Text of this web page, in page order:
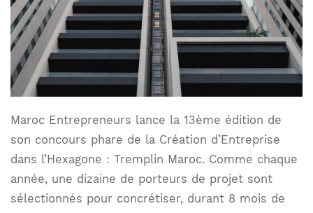
Maroc Entrepreneurs lance la 13ème édition de
son concours phare de la Création d’Entreprise
dans l’Hexagone : Tremplin Maroc. Comme chaque
année, une dizaine de porteurs de projet sont
sélectionnés pour concrétiser, durant 8 mois de